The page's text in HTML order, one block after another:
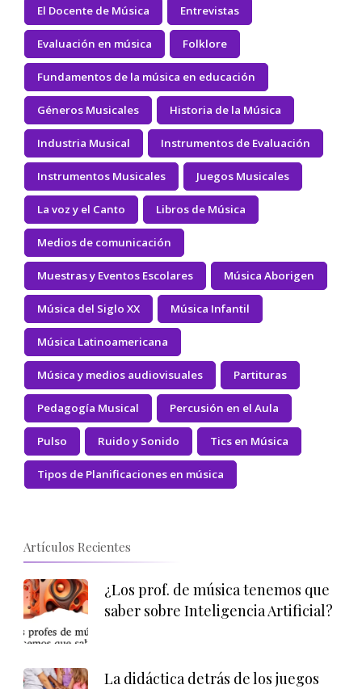
El Docente de Música Entrevistas
Evaluación en música Folklore
Fundamentos de la música en educación
Géneros Musicales Historia de la Música
Industria Musical Instrumentos de Evaluación
Instrumentos Musicales Juegos Musicales
La voz y el Canto Libros de Música
Medios de comunicación
Muestras y Eventos Escolares Música Aborigen
Música del Siglo XX Música Infantil
Música Latinoamericana
Música y medios audiovisuales Partituras
Pedagogía Musical Percusión en el Aula
Pulso Ruido y Sonido Tics en Música
Tipos de Planificaciones en música
Artículos Recientes
¿Los prof. de música tenemos que
saber sobre Inteligencia Artificial?
La didáctica detrás de los juegos